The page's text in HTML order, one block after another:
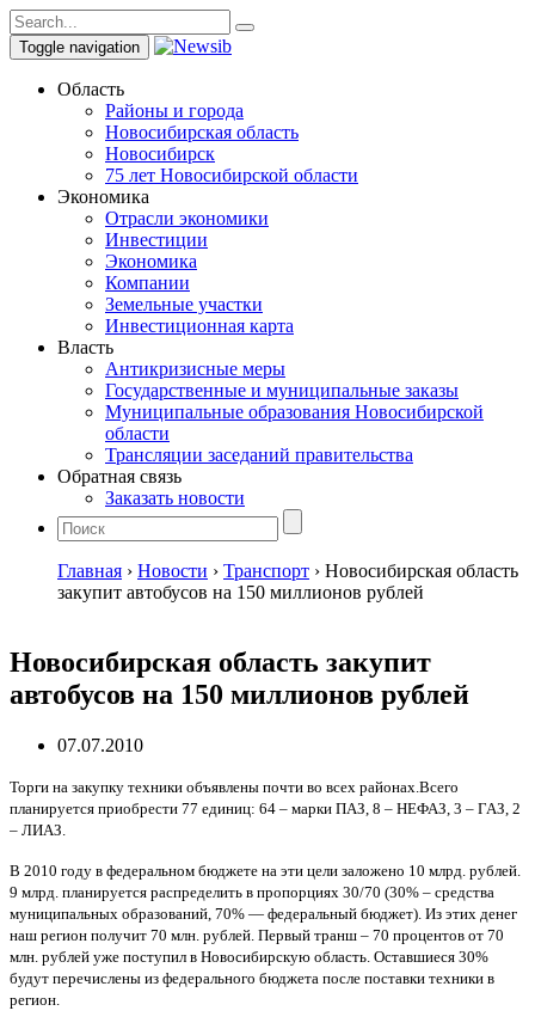
Toggle navigation
Область
Районы и города
Новосибирская область
Новосибирск
75 лет Новосибирской области
Экономика
Отрасли экономики
Инвестиции
Экономика
Компании
Земельные участки
Инвестиционная карта
Власть
Антикризисные меры
Государственные и муниципальные заказы
Муниципальные образования Новосибирской
области
Трансляции заседаний правительства
Обратная связь
Заказать новости
Главная › Новости › Транспорт › Новосибирская область
закупит автобусов на 150 миллионов рублей
Новосибирская область закупит
автобусов на 150 миллионов рублей
07.07.2010
Торги на закупку техники объявлены почти во всех районах.Всего
планируется приобрести 77 единиц: 64 – марки ПАЗ, 8 – НЕФАЗ, 3 – ГАЗ, 2
– ЛИАЗ.
В 2010 году в федеральном бюджете на эти цели заложено 10 млрд. рублей.
9 млрд. планируется распределить в пропорциях 30/70 (30% – средства
муниципальных образований, 70% — федеральный бюджет). Из этих денег
наш регион получит 70 млн. рублей. Первый транш – 70 процентов от 70
млн. рублей уже поступил в Новосибирскую область. Оставшиеся 30%
будут перечислены из федерального бюджета после поставки техники в
регион.